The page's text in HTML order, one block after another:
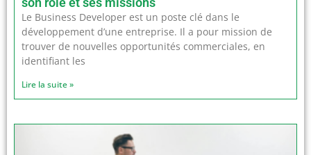
Le Business Developer est un poste clé dans le
développement d’une entreprise. Il a pour mission de
trouver de nouvelles opportunités commerciales, en
identifiant les
Lire la suite »